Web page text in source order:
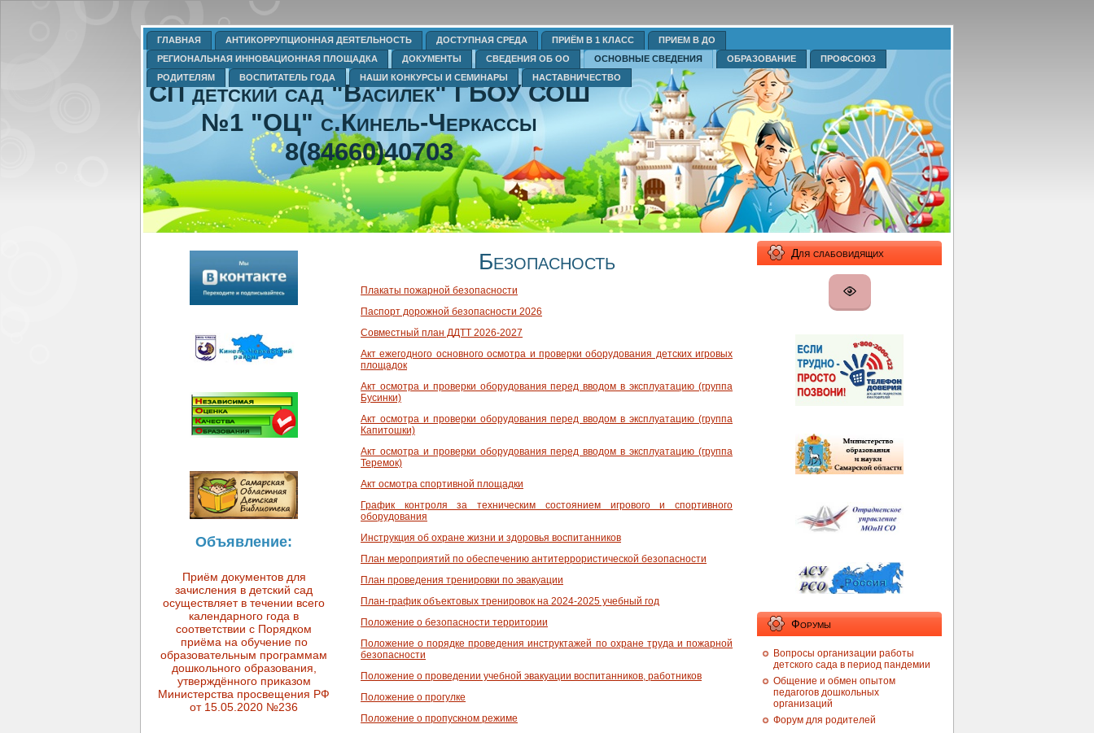
ГЛАВНАЯ АНТИКОРРУПЦИОННАЯ ДЕЯТЕЛЬНОСТЬ ДОСТУПНАЯ СРЕДА ПРИЁМ В 1 КЛАСС
ПРИЕМ В ДО
РЕГИОНАЛЬНАЯ ИННОВАЦИОННАЯ ПЛОЩАДКА
ДОКУМЕНТЫ СВЕДЕНИЯ ОБ ОО ОСНОВНЫЕ СВЕДЕНИЯ ОБРАЗОВАНИЕ
ПРОФСОЮЗ
РОДИТЕЛЯМ
ВОСПИТАТЕЛЬ ГОДА НАШИ КОНКУРСЫ И СЕМИНАРЫ НАСТАВНИЧЕСТВО
СП детский сад "Василек" ГБОУ СОШ
№1 "ОЦ" с.Кинель-Черкассы
8(84660)40703
Объявление:
Приём документов для
зачисления в детский сад
осуществляет в течении всего
календарного года в
соответствии с Порядком
приёма на обучение по
образовательным программам
дошкольного образования,
утверждённого приказом
Министерства просвещения РФ
от 15.05.2020 №236
Безопасность
Плакаты пожарной безопасности
Паспорт дорожной безопасности 2026
Совместный план ДДТТ 2026-2027
Акт ежегодного основного осмотра и проверки оборудования детских игровых
площадок
Акт осмотра и проверки оборудования перед вводом в эксплуатацию (группа
Бусинки)
Акт осмотра и проверки оборудования перед вводом в эксплуатацию (группа
Капитошки)
Акт осмотра и проверки оборудования перед вводом в эксплуатацию (группа
Теремок)
Акт осмотра спортивной площадки
График контроля за техническим состоянием игрового и спортивного
оборудования
Инструкция об охране жизни и здоровья воспитанников
План мероприятий по обеспечению антитеррористической безопасности
План проведения тренировки по эвакуации
План-график объектовых тренировок на 2024-2025 учебный год
Положение о безопасности территории
Положение о порядке проведения инструктажей по охране труда и пожарной
безопасности
Положение о проведении учебной эвакуации воспитанников, работников
Положение о прогулке
Положение о пропускном режиме
Для слабовидящих
Форумы
Вопросы организации работы
детского сада в период пандемии
Общение и обмен опытом
педагогов дошкольных
организаций
Форум для родителей